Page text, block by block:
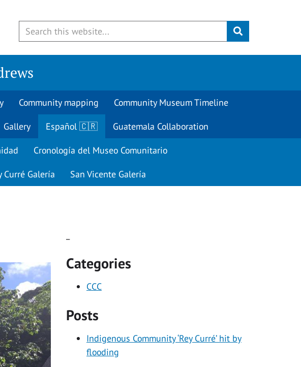
Submit
Community mapping Community Museum Timeline
Gallery Español 🇨🇷 Guatemala Collaboration
Cronología del Museo Comunitario
Curré Galería San Vicente Galería
Categories
CCC
Posts
Indigenous Community ‘Rey Curré’ hit by
flooding